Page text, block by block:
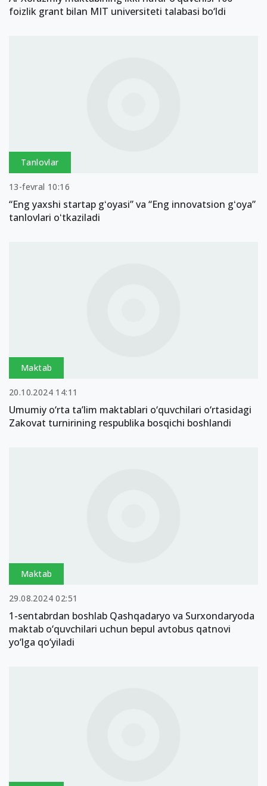
foizlik grant bilan MIT universiteti talabasi bo‘ldi
Tanlovlar
13-fevral 10:16
“Eng yaxshi startap gʻoyasi” va “Eng innovatsion gʻoya”
tanlovlari oʻtkaziladi
Maktab
20.10.2024 14:11
Umumiy o‘rta ta’lim maktablari o‘quvchilari o‘rtasidagi
Zakovat turnirining respublika bosqichi boshlandi
Maktab
29.08.2024 02:51
1-sentabrdan boshlab Qashqadaryo va Surxondaryoda
maktab o‘quvchilari uchun bepul avtobus qatnovi
yo‘lga qo‘yiladi